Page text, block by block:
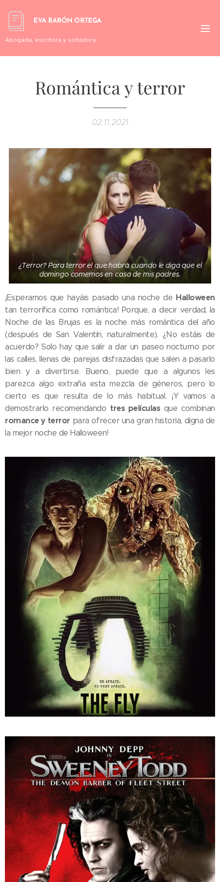
EVA BARÓN ORTEGA
Abogada, escritora y soñadora.
Romántica y terror
02.11.2021
¿Terror? Para terror el que habrá cuando le diga que el
domingo comemos en casa de mis padres.
¡Esperamos que hayáis pasado una noche de Halloween
tan terrorífica como romántica! Porque, a decir verdad, la
Noche de las Brujas es la noche más romántica del año
(después de San Valentín, naturalmente). ¿No estáis de
acuerdo? Solo hay que salir a dar un paseo nocturno por
las calles, llenas de parejas disfrazadas que salen a pasarlo
bien y a divertirse. Bueno, puede que a algunos les
parezca algo extraña esta mezcla de géneros, pero lo
cierto es que resulta de lo más habitual. ¡Y vamos a
demostrarlo recomendando tres películasque combinan
romance y terror para ofrecer una gran historia, digna de
la mejor noche de Halloween!